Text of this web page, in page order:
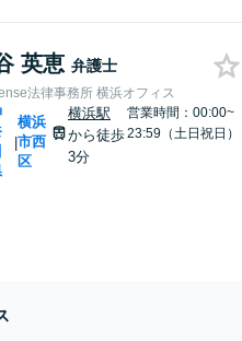
英恵 弁護士
法律事務所 横浜オフィス
|
横浜
市西
区
横浜駅
から徒歩
3分
営業時間：00:00~
23:59（土日祝日）